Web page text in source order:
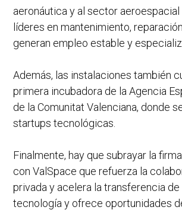
aeronáutica y al sector
líderes en mantenimiento,
generan empleo estable y
Además, las instalaciones también
primera incubadora de la Agencia
de la Comunitat Valenciana, donde
startups tecnológicas.
Finalmente, hay que subrayar la
con ValSpace que refuerza la
privada y acelera la transferencia
tecnología y ofrece oportunidades